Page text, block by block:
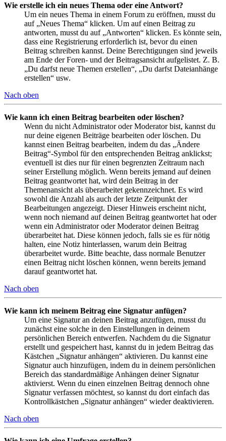
Wie erstelle ich ein neues Thema oder eine Antwort?
Um ein neues Thema in einem Forum zu eröffnen, musst du
auf „Neues Thema“ klicken. Um auf einen Beitrag zu
antworten, musst du auf „Antworten“ klicken. Es könnte sein,
dass eine Registrierung erforderlich ist, bevor du einen
Beitrag schreiben kannst. Deine Berechtigungen sind jeweils
am Ende der Foren- und der Beitragsansicht aufgelistet. Z. B.
„Du darfst neue Themen erstellen“, „Du darfst Dateianhänge
erstellen“ usw.
Nach oben
Wie kann ich einen Beitrag bearbeiten oder löschen?
Wenn du nicht Administrator oder Moderator bist, kannst du
nur deine eigenen Beiträge bearbeiten oder löschen. Du
kannst einen Beitrag bearbeiten, indem du das „Ändere
Beitrag“-Symbol für den entsprechenden Beitrag anklickst;
eventuell ist dies nur für einen begrenzten Zeitraum nach
seiner Erstellung möglich. Wenn bereits jemand auf deinen
Beitrag geantwortet hat, wird dein Beitrag in der
Themenansicht als überarbeitet gekennzeichnet. Es wird
sowohl die Anzahl als auch der letzte Zeitpunkt der
Bearbeitungen angezeigt. Dieser Hinweis erscheint nicht,
wenn noch niemand auf deinen Beitrag geantwortet hat oder
wenn ein Administrator oder Moderator deinen Beitrag
überarbeitet hat. Diese können jedoch, falls sie es für nötig
halten, eine Notiz hinterlassen, warum dein Beitrag
überarbeitet wurde. Bitte beachte, dass normale Benutzer
einen Beitrag nicht löschen können, wenn bereits jemand
darauf geantwortet hat.
Nach oben
Wie kann ich meinem Beitrag eine Signatur anfügen?
Um eine Signatur an deinen Beitrag anzufügen, musst du
zunächst eine solche in den Einstellungen in deinem
persönlichen Bereich entwerfen. Nachdem du die Signatur
erstellt und gespeichert hast, kannst du in jedem Beitrag das
Kästchen „Signatur anhängen“ aktivieren. Du kannst eine
Signatur auch hinzufügen, indem du in deinem persönlichen
Bereich das standardmäßige Anhängen deiner Signatur
aktivierst. Wenn du einen einzelnen Beitrag dennoch ohne
Signatur verfassen möchtest, so kannst du dort einfach das
Kontrollkästchen „Signatur anhängen“ wieder deaktivieren.
Nach oben